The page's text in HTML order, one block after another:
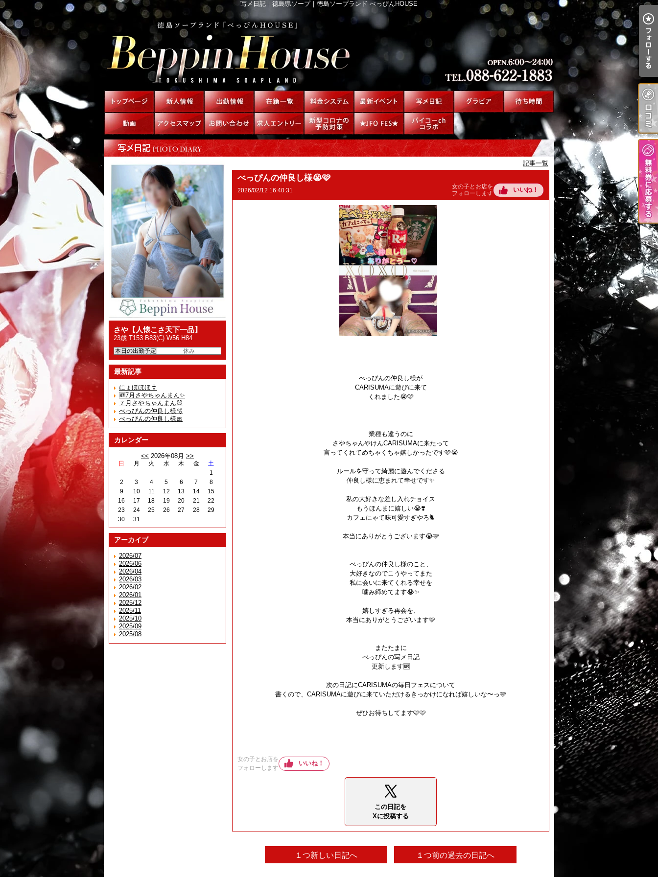
写メ日記｜徳島県ソープ｜徳島ソープランド べっぴんHOUSE
さや【人懐こさ天下一品】
23歳 T153 B83(C) W56 H84
本日の出勤予定 休み
最新記事
にょほほほ👙
🆕7月さやちゃんまん✨
７月さやちゃんまん🐰
べっぴんの仲良し様🫧
べっびんの仲良し様🎀
カレンダー
<< 2026年08月 >>
日 月 火 水 木 金
土
1
2
3 4 5 6 7
8
9
10 11 12 13 14
15
16
17 18 19 20 21
22
23
24 25 26 27 28
29
30
31
アーカイブ
2026/07
2026/06
2026/04
2026/03
2026/02
2026/01
2025/12
2025/11
2025/10
2025/09
2025/08
記事一覧
べっぴんの仲良し様😭🩷
2026/02/12 16:40:31
女の子とお店を
フォローします
いいね！
べっぴんの仲良し様が
CARISUMAに遊びに来て
くれました😭🩷
業種も違うのに
さやちゃんやけんCARISUMAに来たって
言ってくれてめちゃくちゃ嬉しかったです🩷😭
ルールを守って綺麗に遊んでくださる
仲良し様に恵まれて幸せです✨
私の大好きな差し入れチョイス
もうほんまに嬉しい😭❣️
カフェにゃて味可愛すぎやろ🐈
本当にありがとうございます😭🩷
べっぴんの仲良し様のこと、
大好きなのでこうやってまた
私に会いに来てくれる幸せを
噛み締めてます😭✨
嬉しすぎる再会を、
本当にありがとうございます🩷
またたまに
べっぴんの写メ日記
更新します🆙
次の日記にCARISUMAの毎日フェスについて
書くので、CARISUMAに遊びに来ていただけるきっかけになれば嬉しいな〜っ🩷
ぜひお待ちしてます🩷🩷
女の子とお店を
フォローします
いいね！
この日記を
Xに投稿する
１つ新しい日記へ １つ前の過去の日記へ